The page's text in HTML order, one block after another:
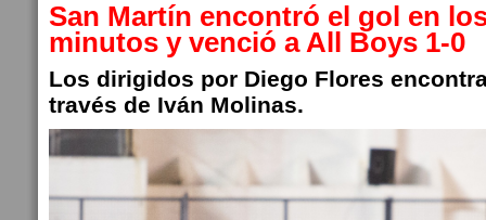
San Martín encontró el gol en
minutos y venció a All Boys 1-0
Los dirigidos por Diego Flores
través de Iván Molinas.